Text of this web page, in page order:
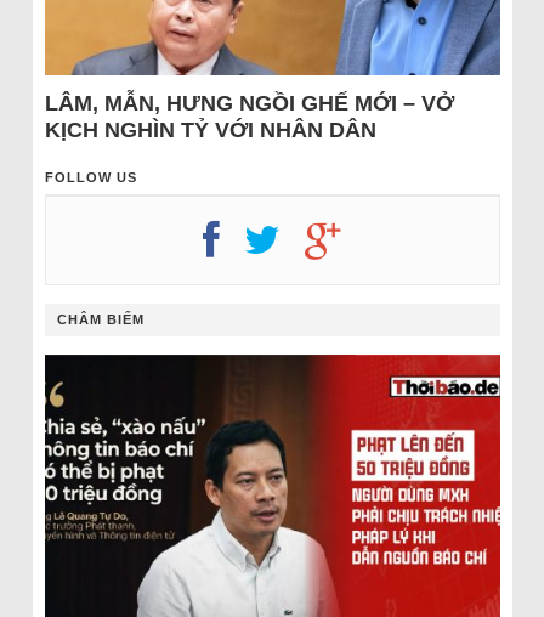
LÂM, MẪN, HƯNG NGỒI GHẾ MỚI – VỞ
KỊCH NGHÌN TỶ VỚI NHÂN DÂN
FOLLOW US
CHÂM BIẾM